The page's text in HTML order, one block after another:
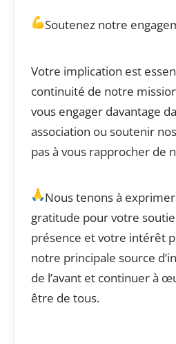
Soutenez notre
Votre implication est
continuité de notre
vous engager davantage
association ou soutenir
pas à vous rapprocher de
Nous tenons à
gratitude pour votre
présence et votre intérêt
notre principale source
de l’avant et continuer à
être de tous.